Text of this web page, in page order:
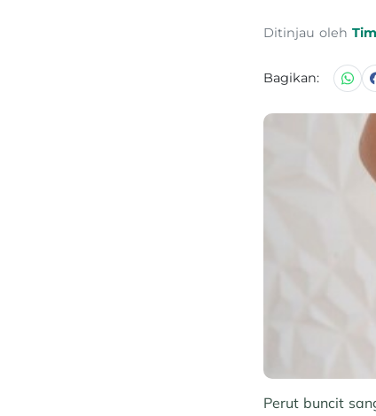
Ditinjau oleh
Bagikan:
Perut buncit